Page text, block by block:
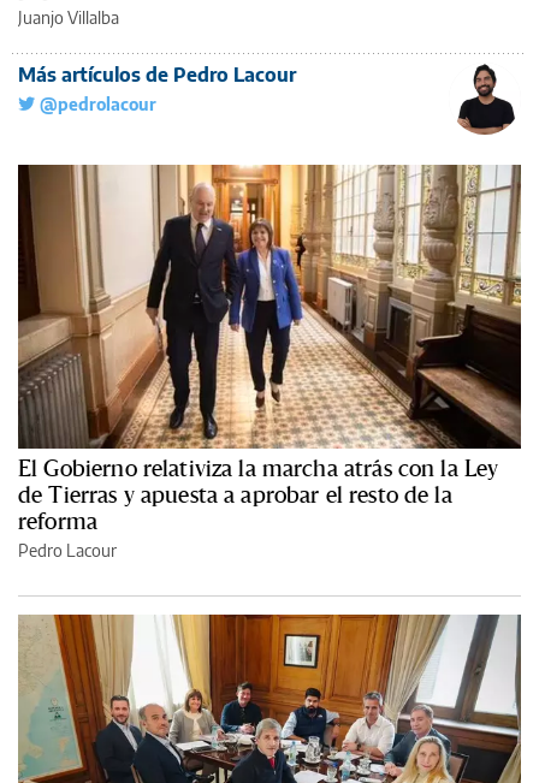
Juanjo Villalba
Más artículos de Pedro Lacour
@pedrolacour
El Gobierno relativiza la marcha atrás con la Ley
de Tierras y apuesta a aprobar el resto de la
reforma
Pedro Lacour